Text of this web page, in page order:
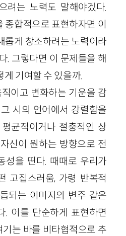
려는 노력도 말해야겠다.
종합적으로 표현하자면 이
롭게 창조하려는 노력이라
. 그렇다면 이 문제들을 해
기여할 수 있을까.
이고 변화하는 기운을 감
시의 언어에서 강렬함을
균적이거나 절충적인 상
신이 원하는 방향으로 전
성을 띤다. 때때로 우리가
고집스러움, 가령 반복적
되는 이미지의 변주 같은
. 이를 단순하게 표현하면
는 바를 비타협적으로 추